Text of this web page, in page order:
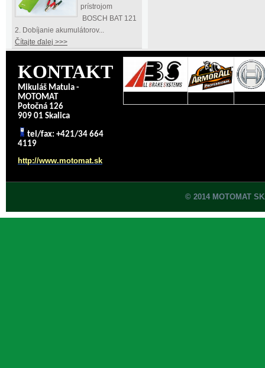
prístrojom
BOSCH BAT 121
2. Dobíjanie akumulátorov...
Čítajte ďalej >>>
KONTAKT
Mikuláš Matula -
MOTOMAT
Potočná 126
909 01 Skalica
tel/fax: +421/34 664
4119
http://www.motomat.sk
© 2014